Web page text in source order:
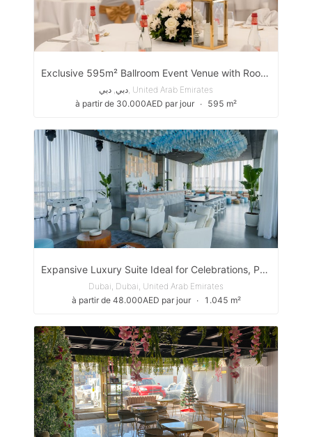
Exclusive 595m² Ballroom Event Venue with Rooftop Terraces on Sheikh Zayed Road, Dubai
دبي, دبي, United Arab Emirates
à partir de 30.000AED par jour ∙ 595 m²
Expansive Luxury Suite Ideal for Celebrations, Private Events And Elite Stays
Dubai, Dubai, United Arab Emirates
à partir de 48.000AED par jour
∙ 1.045 m²